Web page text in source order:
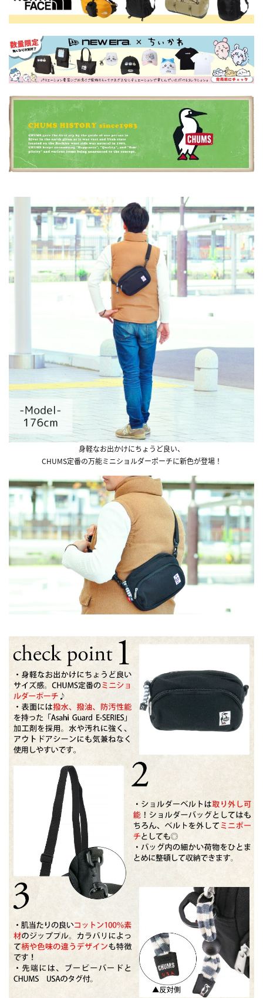
身軽なお出かけにちょうど良い、
CHUMS定番の万能ミニショルダーポーチに新色が登場！